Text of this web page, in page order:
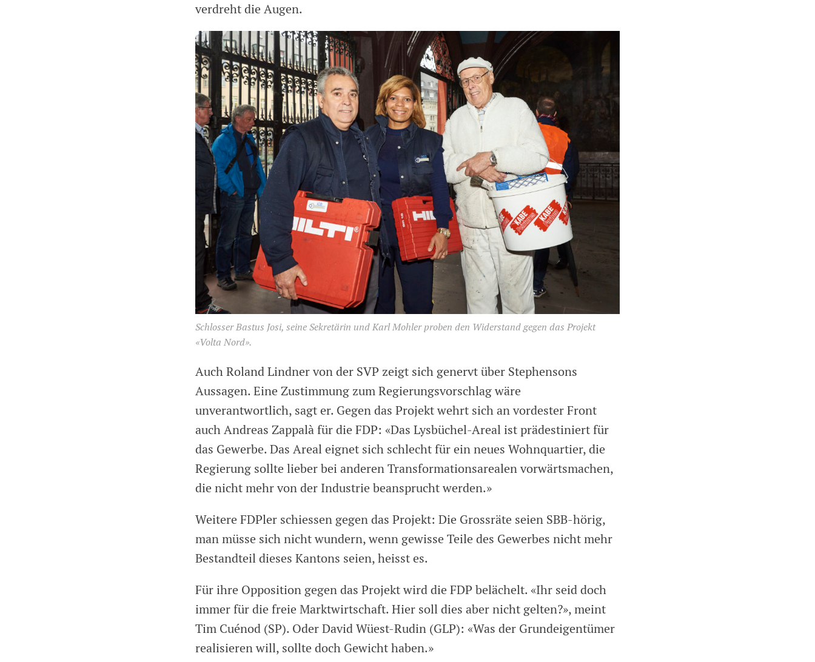
verdreht die Augen.
Schlosser Bastus Josi, seine Sekretärin und Karl Mohler proben den Widerstand gegen das Projekt
«Volta Nord».
Auch Roland Lindner von der SVP zeigt sich genervt über Stephensons
Aussagen. Eine Zustimmung zum Regierungsvorschlag wäre
unverantwortlich, sagt er. Gegen das Projekt wehrt sich an vordester Front
auch Andreas Zappalà für die FDP: «Das Lysbüchel-Areal ist prädestiniert für
das Gewerbe. Das Areal eignet sich schlecht für ein neues Wohnquartier, die
Regierung sollte lieber bei anderen Transformationsarealen vorwärtsmachen,
die nicht mehr von der Industrie beansprucht werden.»
Weitere FDPler schiessen gegen das Projekt: Die Grossräte seien SBB-hörig,
man müsse sich nicht wundern, wenn gewisse Teile des Gewerbes nicht mehr
Bestandteil dieses Kantons seien, heisst es.
Für ihre Opposition gegen das Projekt wird die FDP belächelt. «Ihr seid doch
immer für die freie Marktwirtschaft. Hier soll dies aber nicht gelten?», meint
Tim Cuénod (SP). Oder David Wüest-Rudin (GLP): «Was der Grundeigentümer
realisieren will, sollte doch Gewicht haben.»